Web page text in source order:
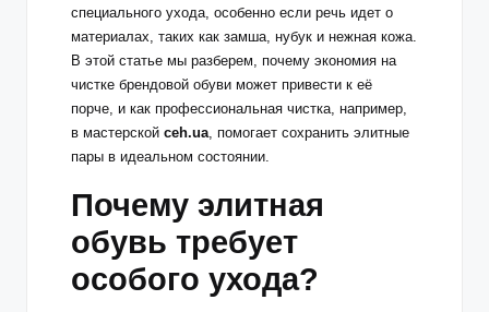
специального ухода, особенно если речь идет о
материалах, таких как замша, нубук и нежная кожа.
В этой статье мы разберем, почему экономия на
чистке брендовой обуви может привести к её
порче, и как профессиональная чистка, например,
в мастерской ceh.ua , помогает сохранить элитные
пары в идеальном состоянии.
Почему элитная
обувь требует
особого ухода?